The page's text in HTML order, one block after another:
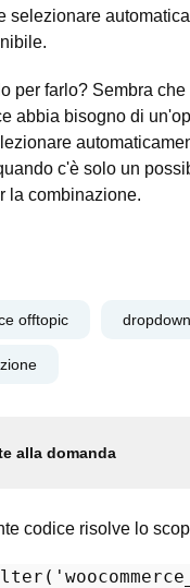
selezionare
per farlo? Sembra che
abbia bisogno di
c'è solo un
la combinazione.
offtopic
dropdown
alla domanda
codice risolve lo
(